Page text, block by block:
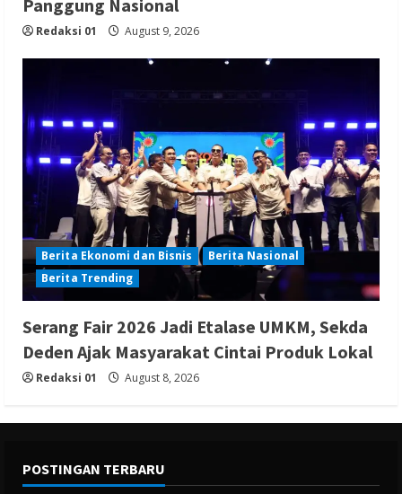
Panggung Nasional
Redaksi 01 August 9, 2026
Berita Ekonomi dan Bisnis
Berita Nasional
Berita Trending
Serang Fair 2026 Jadi Etalase UMKM, Sekda
Deden Ajak Masyarakat Cintai Produk Lokal
Redaksi 01 August 8, 2026
POSTINGAN TERBARU